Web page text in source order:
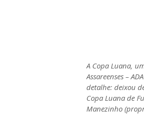
A Copa Luana,
Assareenses –
detalhe: deixou
Copa Luana de
Manezinho